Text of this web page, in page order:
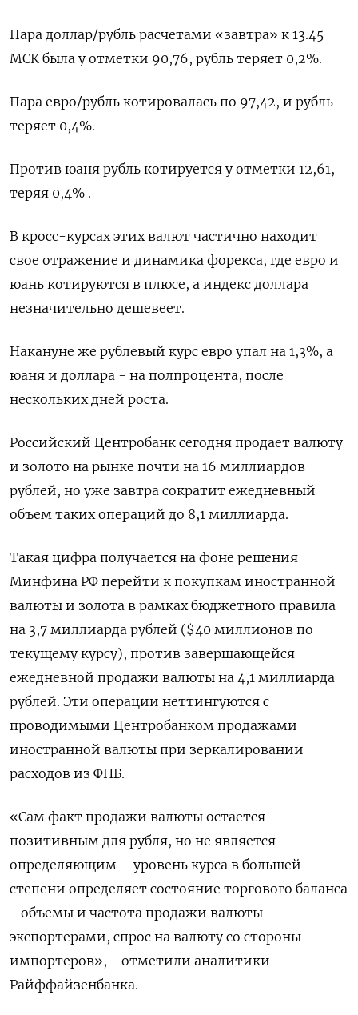
Пара доллар/рубль расчетами «завтра» к 13.45
МСК была у отметки 90,76, рубль теряет 0,2%.
Пара евро/рубль котировалась по 97,42, и рубль
теряет 0,4%.
Против юаня рубль котируется у отметки 12,61,
теряя 0,4% .
В кросс-курсах этих валют частично находит
свое отражение и динамика форекса, где евро и
юань котируются в плюсе, а индекс доллара
незначительно дешевеет.
Накануне же рублевый курс евро упал на 1,3%, а
юаня и доллара - на полпроцента, после
нескольких дней роста.
Российский Центробанк сегодня продает валюту
и золото на рынке почти на 16 миллиардов
рублей, но уже завтра сократит ежедневный
объем таких операций до 8,1 миллиарда.
Такая цифра получается на фоне решения
Минфина РФ перейти к покупкам иностранной
валюты и золота в рамках бюджетного правила
на 3,7 миллиарда рублей ($40 миллионов по
текущему курсу), против завершающейся
ежедневной продажи валюты на 4,1 миллиарда
рублей. Эти операции неттингуются с
проводимыми Центробанком продажами
иностранной валюты при зеркалировании
расходов из ФНБ.
«Сам факт продажи валюты остается
позитивным для рубля, но не является
определяющим – уровень курса в большей
степени определяет состояние торгового баланса
- объемы и частота продажи валюты
экспортерами, спрос на валюту со стороны
импортеров», - отметили аналитики
Райффайзенбанка.